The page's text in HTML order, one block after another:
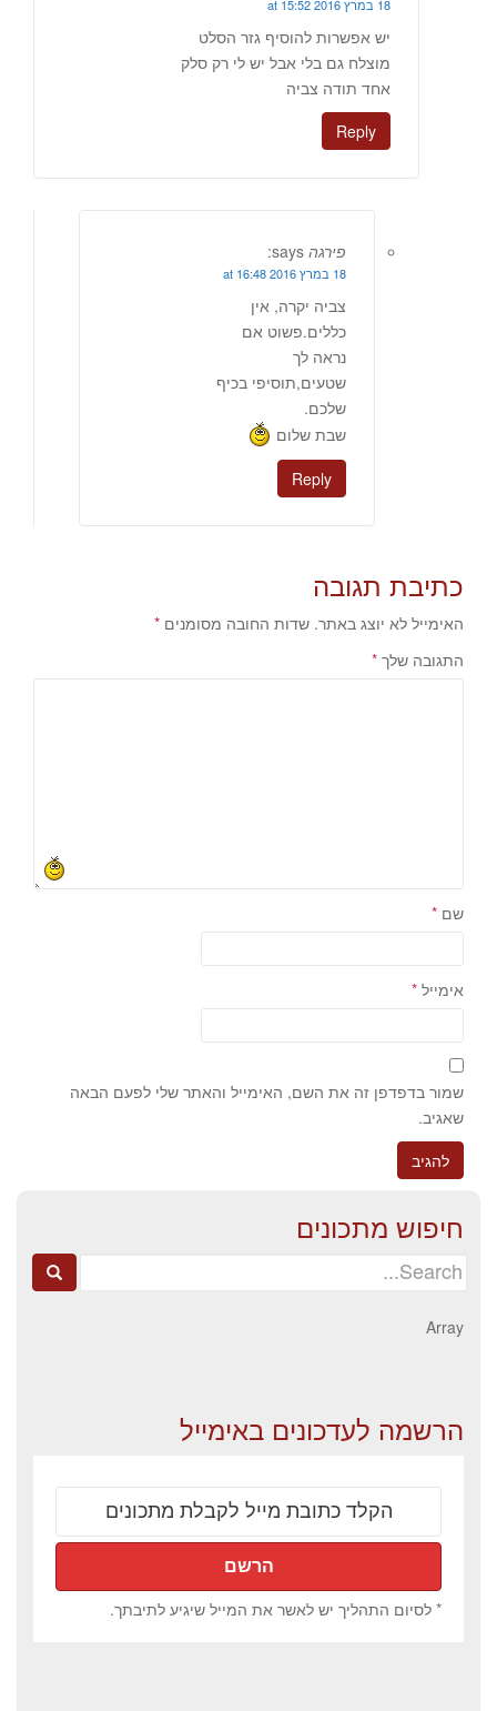
18 במרץ 2016 at 15:52
יש אפשרות להוסיף גזר הסלט
מוצלח גם בלי אבל יש לי רק סלק
אחד תודה צביה
Reply
פירגה says:
18 במרץ 2016 at 16:48
צביה יקרה, אין
כללים.פשוט אם
נראה לך
שטעים,תוסיפי בכיף
שלכם.
שבת שלום
Reply
כתיבת תגובה
האימייל לא יוצג באתר. שדות החובה מסומנים *
התגובה שלך *
שם *
אימייל *
שמור בדפדפן זה את השם, האימייל והאתר שלי לפעם הבאה
שאגיב.
חיפוש מתכונים
Search
Array
הרשמה לעדכונים באימייל
* לסיום התהליך יש לאשר את המייל שיגיע לתיבתך.